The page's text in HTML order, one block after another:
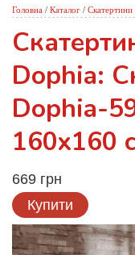
Головна / Каталог / Скатертини
Dophia:
Dophia-
160x160
669 грн
Купити